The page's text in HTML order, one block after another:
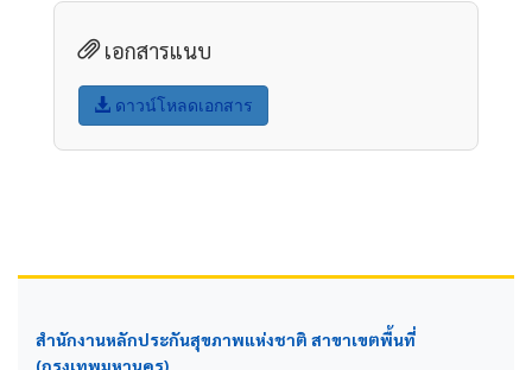
เอกสารแนบ
ดาวน์โหลดเอกสาร
สำนักงานหลักประกันสุขภาพแห่งชาติ สาขาเขตพื้นที่
(กรุงเทพมหานคร)